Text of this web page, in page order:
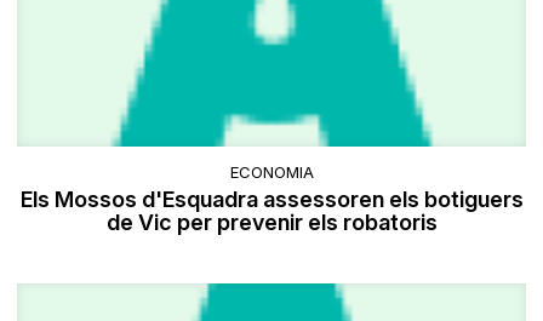
ECONOMIA
Els Mossos d'Esquadra assessoren els botiguers
de Vic per prevenir els robatoris